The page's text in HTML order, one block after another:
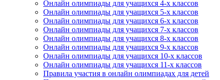
Онлайн олимпиады для учащихся 4-х классов
Онлайн олимпиады для учащихся 5-х классов
Онлайн олимпиады для учащихся 6-х классов
Онлайн олимпиады для учащихся 7-х классов
Онлайн олимпиады для учащихся 8-х классов
Онлайн олимпиады для учащихся 9-х классов
Онлайн олимпиады для учащихся 10-х классов
Онлайн олимпиады для учащихся 11-х классов
Правила участия в онлайн олимпиадах для детей